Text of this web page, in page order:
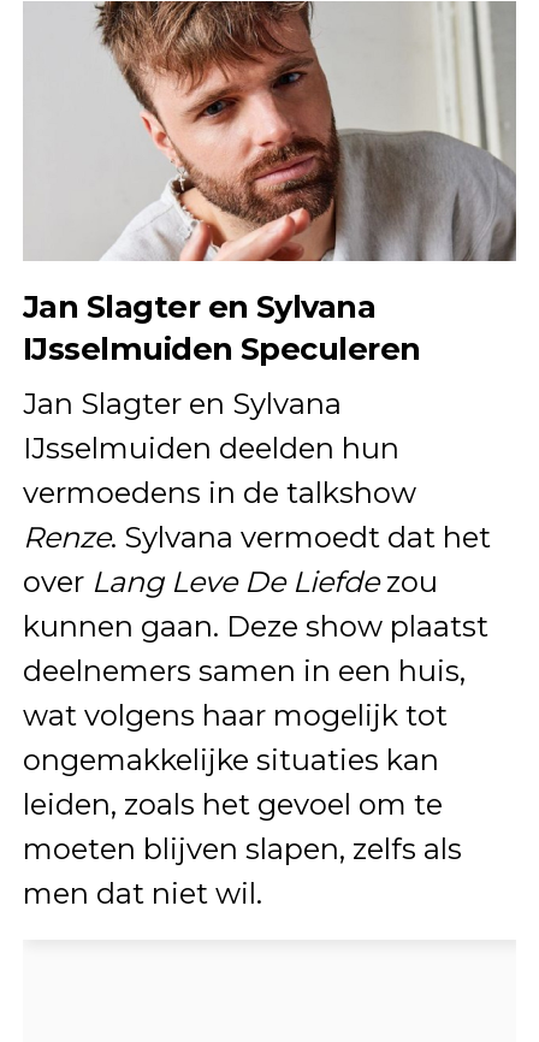
Jan Slagter en Sylvana
IJsselmuiden Speculeren
Jan Slagter en Sylvana
IJsselmuiden deelden hun
vermoedens in de talkshow
Renze. Sylvana vermoedt dat het
over Lang Leve De Liefdezou
kunnen gaan. Deze show plaatst
deelnemers samen in een huis,
wat volgens haar mogelijk tot
ongemakkelijke situaties kan
leiden, zoals het gevoel om te
moeten blijven slapen, zelfs als
men dat niet wil.